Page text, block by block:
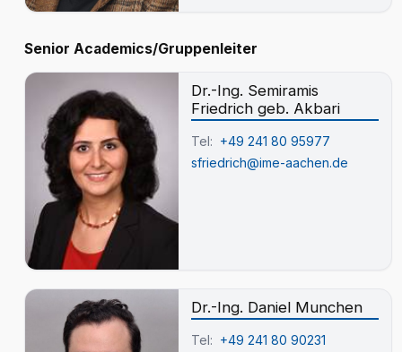
Senior Academics/Gruppenleiter
Dr.-Ing. Semiramis
Friedrich geb. Akbari
Tel: +49 241 80 95977
sfriedrich@ime-aachen.de
Dr.-Ing. Daniel Munchen
Tel: +49 241 80 90231